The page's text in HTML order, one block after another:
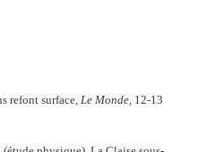
refont surface, Le Monde, 12-13